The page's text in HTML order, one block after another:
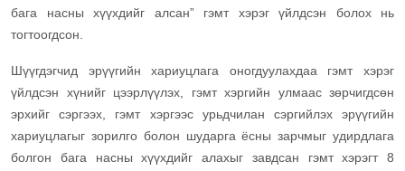
бага насны хүүхдийг алсан” гэмт хэрэг үйлдсэн болох нь
тогтоогдсон.
Шүүгдэгчид эрүүгийн хариуцлага оногдуулахдаа гэмт хэрэг
үйлдсэн хүнийг цээрлүүлэх, гэмт хэргийн улмаас зөрчигдсөн
эрхийг сэргээх, гэмт хэргээс урьдчилан сэргийлэх эрүүгийн
хариуцлагыг зорилго болон шударга ёсны зарчмыг удирдлага
болгон бага насны хүүхдийг алахыг завдсан гэмт хэрэгт 8